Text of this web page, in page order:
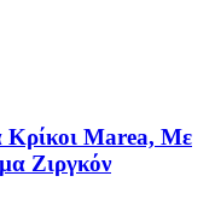
Κρίκοι Marea, Με
Ζιργκόν